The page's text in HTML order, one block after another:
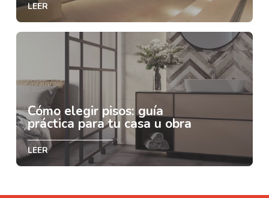
LEER
Cómo elegir pisos: guía
práctica para tu casa u obra
LEER